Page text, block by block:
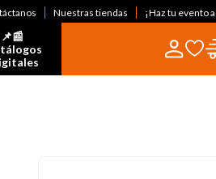
Nuestras tiendas ¡Haz tu evento
📌📰